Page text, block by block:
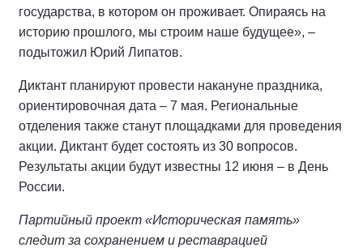
государства, в котором он проживает. Опираясь на
историю прошлого, мы строим наше будущее», –
подытожил Юрий Липатов.
Диктант планируют провести накануне праздника,
ориентировочная дата – 7 мая. Региональные
отделения также станут площадками для проведения
акции. Диктант будет состоять из 30 вопросов.
Результаты акции будут известны 12 июня – в День
России.
Партийный проект «Историческая память»
следит за сохранением и реставрацией